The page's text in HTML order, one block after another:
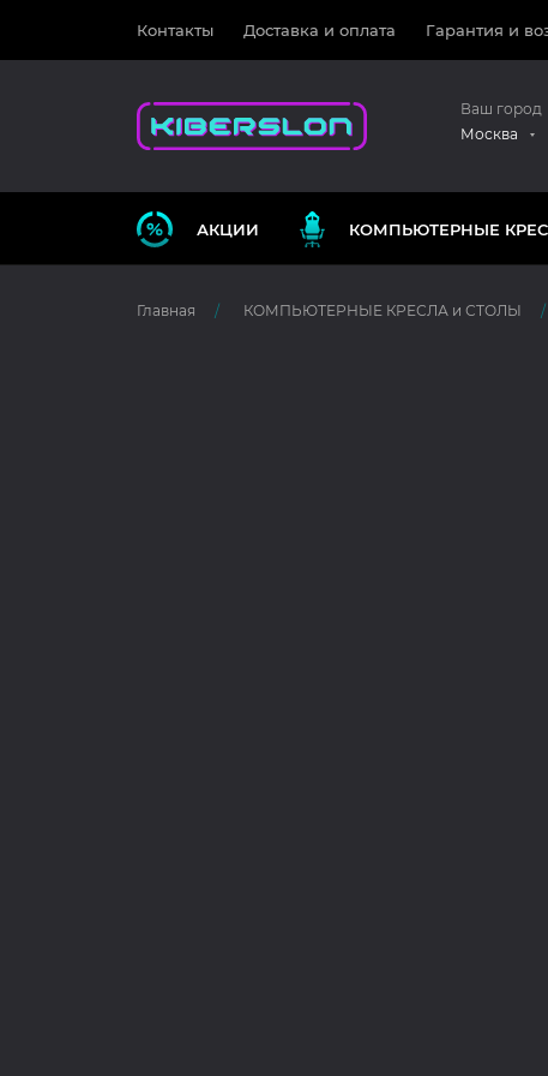
Контакты Доставка и оплата Гарантия и
Ваш город
Москва
АКЦИИ КОМПЬЮТЕРНЫЕ
Главная КОМПЬЮТЕРНЫЕ КРЕСЛА и СТОЛЫ